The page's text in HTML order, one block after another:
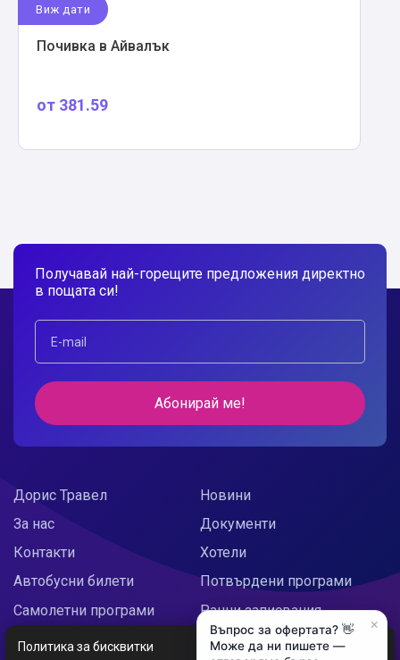
Виж дати
Почивка в Айвалък
от 381.59
Получавай най-горещите предложения директно
в пощата си!
Абонирай ме!
Дорис Травел
За нас
Контакти
Новини
Документи
Хотели
Автобусни билети
Самолетни програми
Doris Украйна
Потвърдени програми
Ранни записвания
Празнични предложения
Политика за бисквитки
×
Въпрос за офертата? 👋
Може да ни пишете —